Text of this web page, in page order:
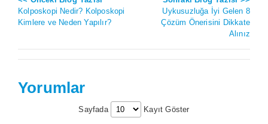
Kolposkopi Nedir? Kolposkopi
Kimlere ve Neden Yapılır?
Uykusuzluğa İyi Gelen 8
Çözüm Önerisini Dikkate
Alınız
Yorumlar
Sayfada Kayıt Göster